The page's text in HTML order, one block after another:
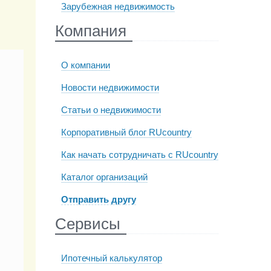
Зарубежная недвижимость
Компания
О компании
Новости недвижимости
Статьи о недвижимости
Корпоративный блог RUcountry
Как начать сотрудничать с RUcountry
Каталог организаций
Отправить другу
Сервисы
Ипотечный калькулятор